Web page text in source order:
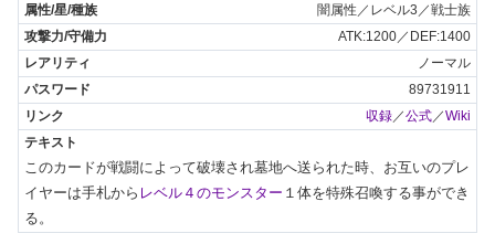
闇属性／レベル3／戦士族
ATK:1200／DEF:1400
ノーマル
89731911
収録 ／公式 ／Wiki
このカードが戦闘によって破壊され墓地へ送られた時、お互いのプレ
イヤーは手札から レベル４のモンスター １体を特殊召喚する事ができ
る。